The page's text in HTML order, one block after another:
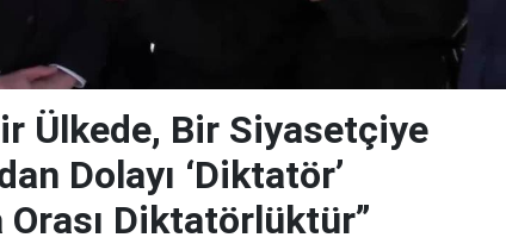
Ülkede, Bir Siyasetçiye
Dolayı ‘Diktatör’
Diktatörlüktür”